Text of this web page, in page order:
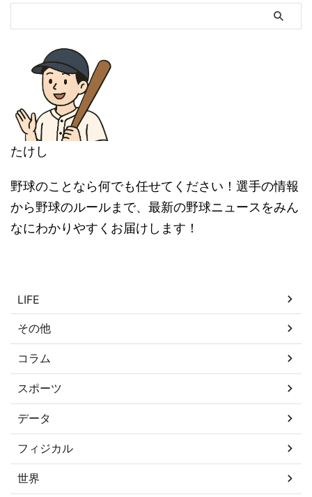
たけし
野球のことなら何でも任せてください！選手の情報
から野球のルールまで、最新の野球ニュースをみん
なにわかりやすくお届けします！
LIFE
その他
コラム
スポーツ
データ
フィジカル
世界